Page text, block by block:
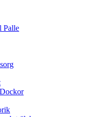
Palle